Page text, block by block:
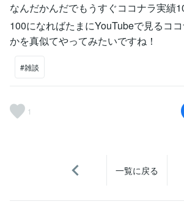
なんだかんだでもうすぐココナラ実績
100になればたまにYouTubeで見るコ
かを真似てやってみたいですね！
#雑談
1
一覧に戻る